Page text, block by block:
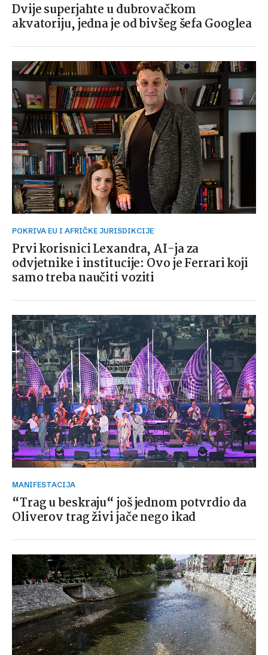
Dvije superjahte u dubrovačkom
akvatoriju, jedna je od bivšeg šefa Googlea
POKRIVA EU I AFRIČKE JURISDIKCIJE
Prvi korisnici Lexandra, AI-ja za
odvjetnike i institucije: Ovo je Ferrari koji
samo treba naučiti voziti
MANIFESTACIJA
“Trag u beskraju“ još jednom potvrdio da
Oliverov trag živi jače nego ikad